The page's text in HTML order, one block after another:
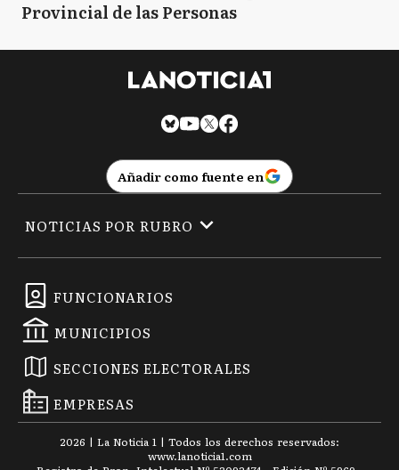
Provincial de las Personas
Añadir como fuente en
FUNCIONARIOS
MUNICIPIOS
SECCIONES ELECTORALES
EMPRESAS
NOTICIAS POR RUBRO
2026 | La Noticia 1 | Todos los derechos reservados:
www.lanoticia1.com